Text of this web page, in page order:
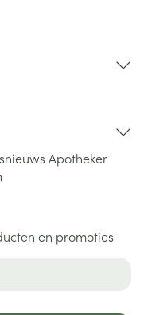
Apotheker
en promoties